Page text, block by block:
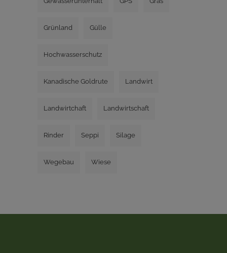
Grünland Gülle
Hochwasserschutz
Kanadische Goldrute Landwirt
Landwirtchaft Landwirtschaft
Rinder Seppi Silage
Wegebau Wiese